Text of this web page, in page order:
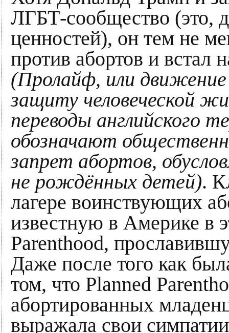
ЛГБТ-сообщество (это,
ценностей), он тем не
против абортов и встал
(Пролайф, или
защиту человеческой
переводы английского
обозначают
запрет абортов,
не рождённых детей).
лагере воинствующих
известную в Америке в
Parenthood,
Даже после того как
том, что Planned
абортированных
выражала свои